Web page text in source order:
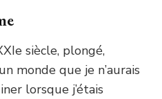
siècle, plongé,
monde que je n’aurais
lorsque j’étais